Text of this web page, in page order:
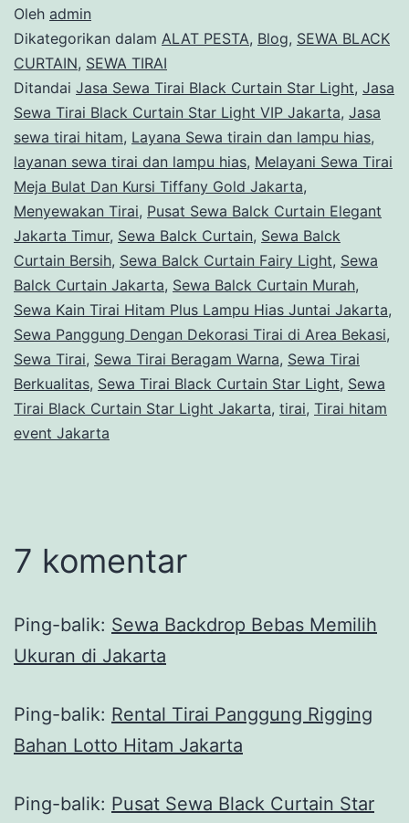
Oleh admin
Dikategorikan dalam ALAT PESTA, Blog, SEWA BLACK
CURTAIN, SEWA TIRAI
Ditandai Jasa Sewa Tirai Black Curtain Star Light, Jasa
Sewa Tirai Black Curtain Star Light VIP Jakarta, Jasa
sewa tirai hitam, Layana Sewa tirain dan lampu hias,
layanan sewa tirai dan lampu hias, Melayani Sewa Tirai
Meja Bulat Dan Kursi Tiffany Gold Jakarta,
Menyewakan Tirai, Pusat Sewa Balck Curtain Elegant
Jakarta Timur, Sewa Balck Curtain, Sewa Balck
Curtain Bersih, Sewa Balck Curtain Fairy Light, Sewa
Balck Curtain Jakarta, Sewa Balck Curtain Murah,
Sewa Kain Tirai Hitam Plus Lampu Hias Juntai Jakarta,
Sewa Panggung Dengan Dekorasi Tirai di Area Bekasi,
Sewa Tirai, Sewa Tirai Beragam Warna, Sewa Tirai
Berkualitas, Sewa Tirai Black Curtain Star Light, Sewa
Tirai Black Curtain Star Light Jakarta, tirai, Tirai hitam
event Jakarta
7 komentar
Ping-balik: Sewa Backdrop Bebas Memilih
Ukuran di Jakarta
Ping-balik: Rental Tirai Panggung Rigging
Bahan Lotto Hitam Jakarta
Ping-balik: Pusat Sewa Black Curtain Star